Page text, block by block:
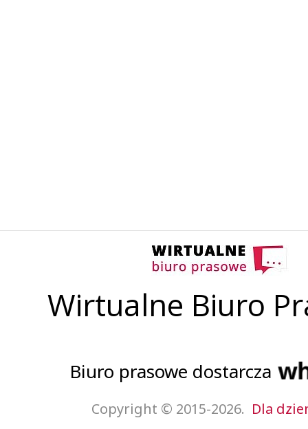
Wirtualne Biuro
Biuro prasowe dostarcza
Copyright © 2015-2026. Dla